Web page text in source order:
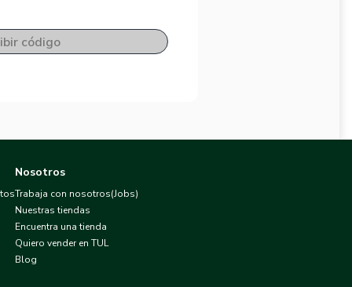
código
Nosotros
Trabaja con nosotros(Jobs)
Nuestras tiendas
Encuentra una tienda
Quiero vender en TUL
Blog